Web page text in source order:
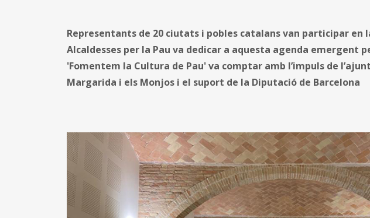
Representants de 20 ciutats i pobles catalans van participar en
Alcaldesses per la Pau va dedicar a aquesta agenda emergent
'Fomentem la Cultura de Pau' va comptar amb l’impuls de
Margarida i els Monjos i el suport de la Diputació de Barcelona